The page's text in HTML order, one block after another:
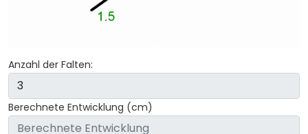
Anzahl der Falten:
Berechnete Entwicklung (cm)